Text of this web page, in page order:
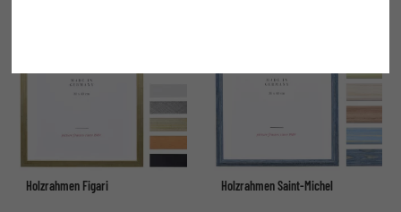
Holzrahmen Figari Holzrahmen Saint-Michel